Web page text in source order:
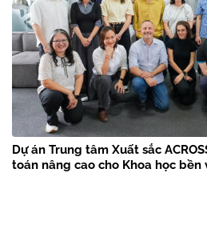
Dự án Trung tâm Xuất sắc
toán nâng cao cho Khoa học bền